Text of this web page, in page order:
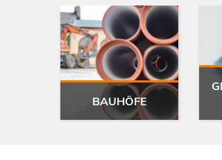
BAUHÖFE